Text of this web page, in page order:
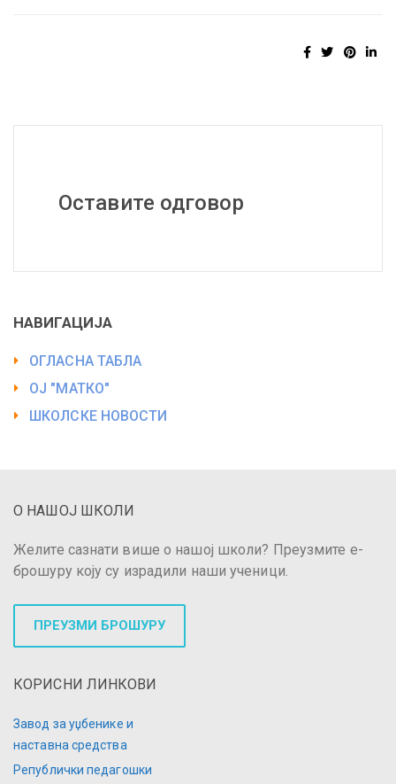
Оставите одговор
НАВИГАЦИЈА
ОГЛАСНА ТАБЛА
ОЈ "МАТКО"
ШКОЛСКЕ НОВОСТИ
О НАШОЈ ШКОЛИ
Желите сазнати више о нашој школи? Преузмите е-
брошуру коју су израдили наши ученици.
ПРЕУЗМИ БРОШУРУ
КОРИСНИ ЛИНКОВИ
Завод за уџбенике и
наставна средства
Републички педагошки